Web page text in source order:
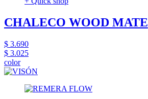
CHALECO WOOD MATE
$ 3.690
$ 3.025
color